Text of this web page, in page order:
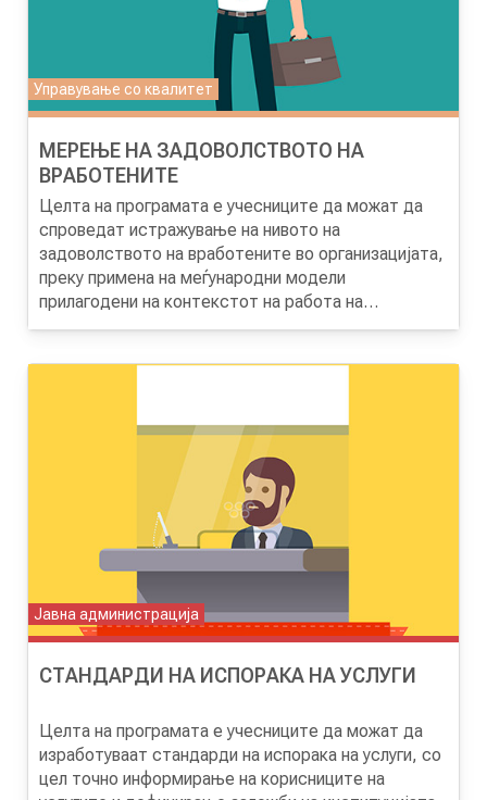
УСЛУГИ
КАТАЛОГ НА УСЛУГИ
ПОДНЕСИ ИНИЦИЈАТИВА
ПОДДРЖИ ИНИЦИЈАТИВА
МУЛТИМЕДИЈА
Управување со квалитет
МЕРЕЊЕ НА ЗАДОВОЛСТВОТО НА
ВРАБОТЕНИТЕ
Целта на програмата е учесниците да можат да
спроведат истражување на нивото на
задоволството на вработените во организацијата,
преку примена на меѓународни модели
прилагодени на контекстот на работа на
организациите.
Јавна администрација
СТАНДАРДИ НА ИСПОРАКА НА УСЛУГИ
Целта на програмата е учесниците да можат да
изработуваат стандарди на испорака на услуги, со
цел точно информирање на корисниците на